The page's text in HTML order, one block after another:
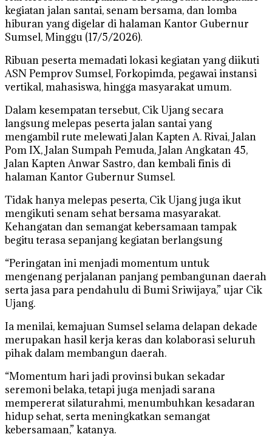
kegiatan jalan santai, senam bersama, dan lomba
hiburan yang digelar di halaman Kantor Gubernur
Sumsel, Minggu (17/5/2026).
Ribuan peserta memadati lokasi kegiatan yang diikuti
ASN Pemprov Sumsel, Forkopimda, pegawai instansi
vertikal, mahasiswa, hingga masyarakat umum.
Dalam kesempatan tersebut, Cik Ujang secara
langsung melepas peserta jalan santai yang
mengambil rute melewati Jalan Kapten A. Rivai, Jalan
Pom IX, Jalan Sumpah Pemuda, Jalan Angkatan 45,
Jalan Kapten Anwar Sastro, dan kembali finis di
halaman Kantor Gubernur Sumsel.
Tidak hanya melepas peserta, Cik Ujang juga ikut
mengikuti senam sehat bersama masyarakat.
Kehangatan dan semangat kebersamaan tampak
begitu terasa sepanjang kegiatan berlangsung
“Peringatan ini menjadi momentum untuk
mengenang perjalanan panjang pembangunan daerah
serta jasa para pendahulu di Bumi Sriwijaya,” ujar Cik
Ujang.
Ia menilai, kemajuan Sumsel selama delapan dekade
merupakan hasil kerja keras dan kolaborasi seluruh
pihak dalam membangun daerah.
“Momentum hari jadi provinsi bukan sekadar
seremoni belaka, tetapi juga menjadi sarana
mempererat silaturahmi, menumbuhkan kesadaran
hidup sehat, serta meningkatkan semangat
kebersamaan,” katanya.